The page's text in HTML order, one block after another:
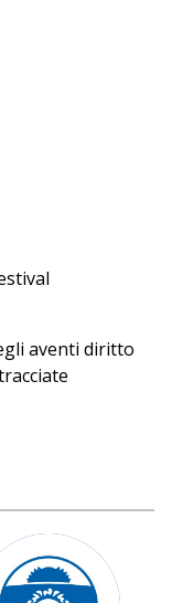
aventi diritto